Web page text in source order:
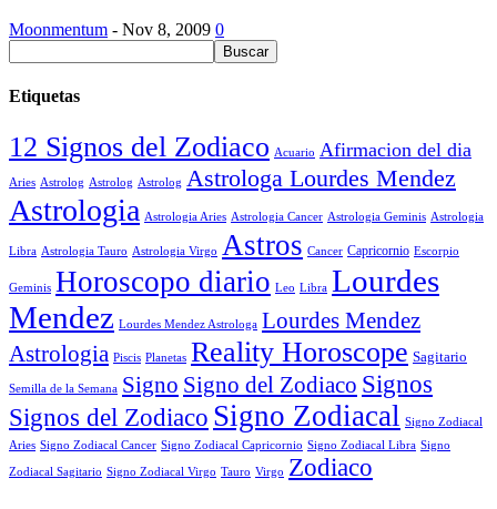
Moonmentum - Nov 8, 2009 0
Etiquetas
12 Signos del Zodiaco Acuario Afirmacion del dia
Aries Astrolog Astrolog Astrolog Astrologa Lourdes Mendez
Astrologia Astrologia Aries Astrologia Cancer Astrologia Geminis Astrologia
Libra Astrologia Tauro Astrologia Virgo Astros Cancer Capricornio Escorpio
Geminis Horoscopo diario Leo Libra Lourdes
Mendez Lourdes Mendez Astrologa Lourdes Mendez
Astrologia Piscis Planetas Reality Horoscope Sagitario
Semilla de la Semana Signo Signo del Zodiaco Signos
Signos del Zodiaco Signo Zodiacal Signo Zodiacal
Aries Signo Zodiacal Cancer Signo Zodiacal Capricornio Signo Zodiacal Libra Signo
Zodiacal Sagitario Signo Zodiacal Virgo Tauro Virgo Zodiaco